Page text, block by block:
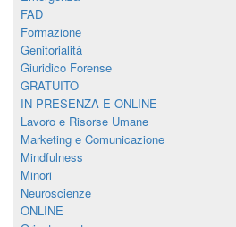
FAD
Formazione
Genitorialità
Giuridico Forense
GRATUITO
IN PRESENZA E ONLINE
Lavoro e Risorse Umane
Marketing e Comunicazione
Mindfulness
Minori
Neuroscienze
ONLINE